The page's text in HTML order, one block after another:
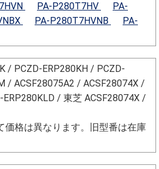
PA-P280T7HV
PA-
PA-P280T7HVNB PA-
/ PCZD-ERP280KH / PCZD-
/ ACSF28075A2 / ACSF28074X /
/ 東芝 ACSF28074X /
価格は異なります。旧型番は在庫